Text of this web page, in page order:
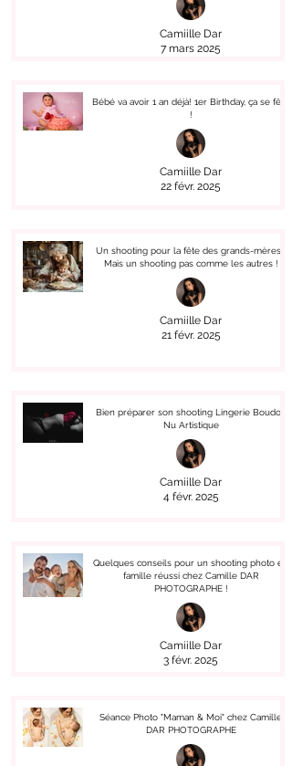
Camiille Dar
7 mars 2025
Bébé va avoir 1 an déjà! 1er Birthday, ça se fête
!
Camiille Dar
22 févr. 2025
Un shooting pour la fête des grands-mères !
Mais un shooting pas comme les autres !
Camiille Dar
21 févr. 2025
Bien préparer son shooting Lingerie Boudoir
Nu Artistique
Camiille Dar
4 févr. 2025
Quelques conseils pour un shooting photo en
famille réussi chez Camille DAR
PHOTOGRAPHE !
Camiille Dar
3 févr. 2025
Séance Photo "Maman & Moi" chez Camille
DAR PHOTOGRAPHE